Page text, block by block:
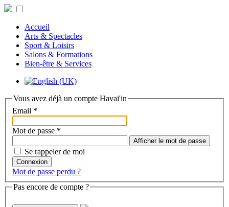
Accueil
Arts & Spectacles
Sport & Loisirs
Salons & Formations
Bien-être & Services
Vous avez déjà un compte Havai'in
Email *
Mot de passe *
Afficher le mot de passe
Se rappeler de moi
Connexion
Mot de passe perdu ?
Pas encore de compte ?